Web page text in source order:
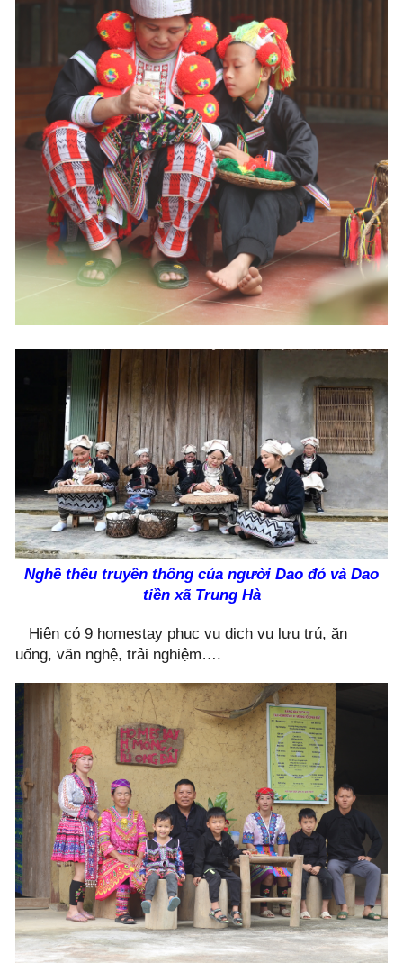
Nghề thêu truyền thống của người Dao đỏ và Dao
tiền xã Trung Hà
Hiện có 9 homestay phục vụ dịch vụ lưu trú, ăn
uống, văn nghệ, trải nghiệm….